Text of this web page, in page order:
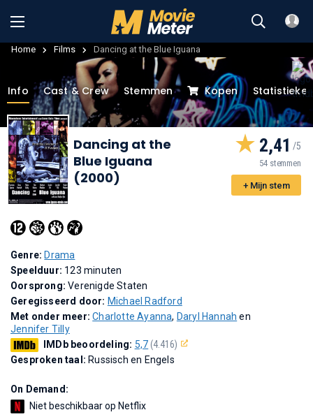
Home Films Dancing at the Blue Iguana
Info Cast & Crew Stemmen Kopen
Dancing at the
Blue Iguana
(2000)
2,41
54 stemmen
+ Mijn stem
Genre: Drama
Speelduur: 123 minuten
Oorsprong:Verenigde Staten
Geregisseerd door: Michael Radford
Met onder meer:Charlotte Ayanna, Daryl Hannah en
Jennifer Tilly
IMDb beoordeling: 5,7(4.416)
Gesproken taal: Russisch en Engels
On Demand:
Niet beschikbaar op Netflix